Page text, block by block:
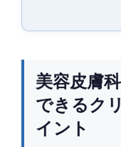
美容皮膚
できるク
イント